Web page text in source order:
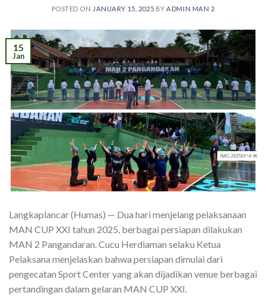
POSTED ON JANUARY 15, 2025 BY ADMIN MAN 2
15
Jan
Langkaplancar (Humas) — Dua hari menjelang pelaksanaan
MAN CUP XXI tahun 2025, berbagai persiapan dilakukan
MAN 2 Pangandaran. Cucu Herdiaman selaku Ketua
Pelaksana menjelaskan bahwa persiapan dimulai dari
pengecatan Sport Center yang akan dijadikan venue berbagai
pertandingan dalam gelaran MAN CUP XXI.